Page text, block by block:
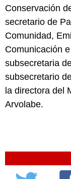
Conservación
secretario de
Comunidad,
Comunicación
subsecretaria
subsecretario
la directora del
Arvolabe.